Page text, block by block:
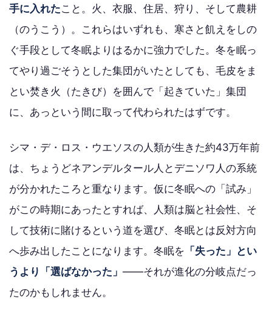
手に入れたこと。火、衣服、住居、狩り、そして農耕
（のうこう）。これらはいずれも、寒さと飢えをしの
ぐ手段として冬眠よりはるかに強力でした。冬を眠っ
てやり過ごそうとした集団がいたとしても、毛皮をま
とい焚き火（たきび）を囲んで「起きていた」集団
に、あっという間に取って代わられたはずです。
シマ・デ・ロス・ウエソスの人類が生きた約43万年前
は、ちょうどネアンデルタール人とデニソワ人の系統
が分かれたころと重なります。仮に冬眠への「試み」
がこの時期にあったとすれば、人類は脳と社会性、そ
して技術に賭けるという道を選び、冬眠とは反対方向
へ歩み出したことになります。冬眠を 「失った」とい
うより「選ばなかった」 ——それが進化の分岐点だっ
たのかもしれません。